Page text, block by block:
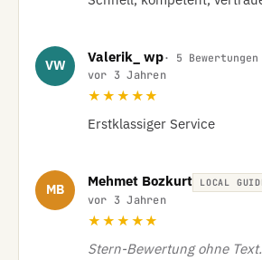
VW
Valerik_ wp· 5 Bewertungen
vor 3 Jahren
★★★★★
Erstklassiger Service
MB
Mehmet Bozkurt LOCAL
vor 3 Jahren
★★★★★
Stern-Bewertung ohne Text.